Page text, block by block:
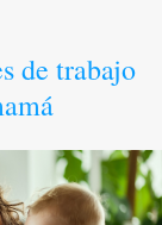
de trabajo